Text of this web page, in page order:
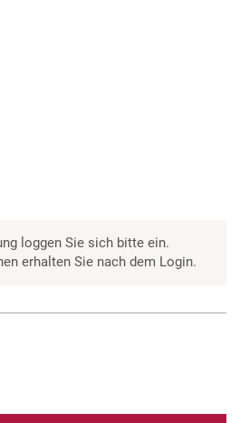
loggen Sie sich bitte ein.
erhalten Sie nach dem Login.